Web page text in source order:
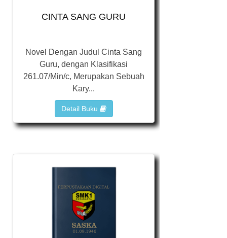
CINTA SANG GURU
Novel Dengan Judul Cinta Sang
Guru, dengan Klasifikasi
261.07/Min/c, Merupakan Sebuah
Kary...
Detail Buku